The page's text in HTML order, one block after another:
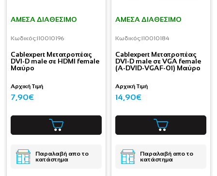
ΆΜΕΣΑ ΔΙΑΘΈΣΙΜΟ
Κωδικός:I10010196
Cablexpert Μετατροπέας
DVI-D male σε HDMI female
Μαύρο
Αρχική Τιμή
7,90€
Παραλαβή απο το
κατάστημα
ΆΜΕΣΑ ΔΙΑΘΈΣΙΜΟ
Κωδικός:I10010184
Cablexpert Μετατροπέας
DVI-D male σε VGA female
(A-DVID-VGAF-01) Μαύρο
Αρχική Τιμή
14,90€
Παραλαβή απο το
κατάστημα